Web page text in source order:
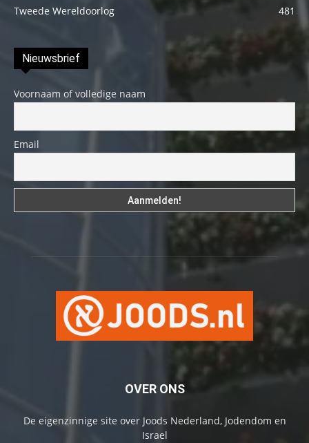
Tweede Wereldoorlog
481
Nieuwsbrief
Voornaam of volledige naam
Email
OVER ONS
De eigenzinnige site over Joods Nederland, Jodendom en
Israel